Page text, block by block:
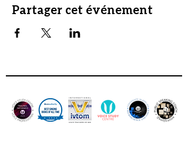
L'ambiance est BIENVEILLANTE et sans
jugement avant tout, donc pas de panique !
Partager cet événement